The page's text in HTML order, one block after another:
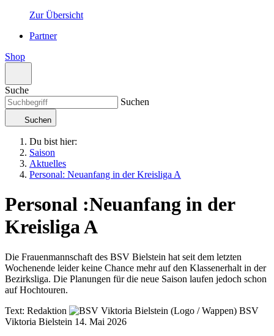
Zur Übersicht
Partner
Shop
Suche
Suchen
Suchen
Du bist hier:
Saison
Aktuelles
Personal: Neuanfang in der Kreisliga A
Personal :Neuanfang in der
Kreisliga A
Die Frauenmannschaft des BSV Bielstein hat seit dem letzten
Wochenende leider keine Chance mehr auf den Klassenerhalt in der
Bezirksliga. Die Planungen für die neue Saison laufen jedoch schon
auf Hochtouren.
Text: Redaktion
BSV
Viktoria Bielstein 14. Mai 2026